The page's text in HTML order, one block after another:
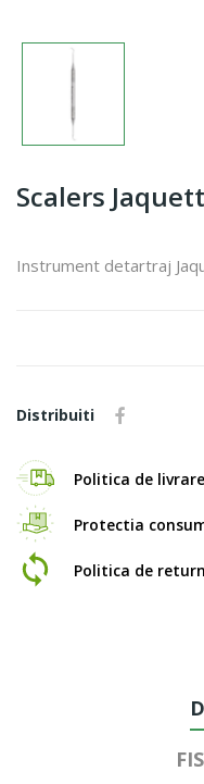
Scalers
Instrument detartraj
Distribuiti
Politica de livrare
Protectia
Politica de